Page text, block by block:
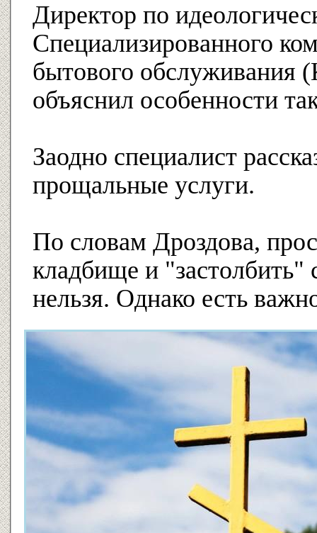
Директор по
Специализированного
бытового обслуживания
объяснил особенности
Заодно специалист
прощальные услуги.
По словам Дроздова,
кладбище и "застолбить"
нельзя. Однако есть